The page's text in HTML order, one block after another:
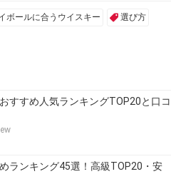
ボールに合うウイスキー 選び方
すすめ人気ランキングTOP20と口コ
ランキング45選！高級TOP20・安